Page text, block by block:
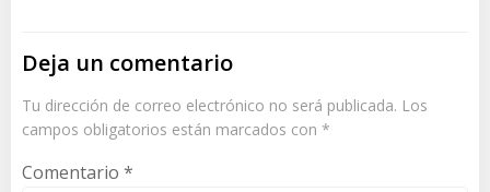
Deja un comentario
Tu dirección de correo electrónico no será publicada. Los
campos obligatorios están marcados con *
Comentario *